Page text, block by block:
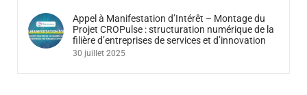
Appel à Manifestation d’Intérêt – Montage du
Projet CROPulse : structuration numérique de la
filière d’entreprises de services et d’innovation
30 juillet 2025